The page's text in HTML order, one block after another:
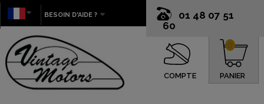
01 48 07 51
60
BESOIN D'AIDE ?
COMPTE PANIER
0